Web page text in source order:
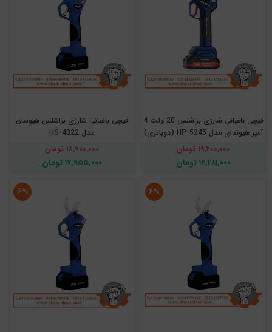
قیچی باغبانی شارژی براشلس 20 ولت 4
آمپر هیوندای مدل HP-5245 (دوباتری)
۱۹,۲۰۰,۰۰۰ تومان
۱۶,۲۸۱,۰۰۰ تومان
قیچی باغبانی شارژی براشلس هیوسان
مدل HS-4022
۱۸,۹۰۰,۰۰۰ تومان
۱۷,۹۵۵,۰۰۰ تومان
۶% ۶%